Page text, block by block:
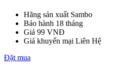
Hãng sản xuất Sambo
Bảo hành 18 tháng
Giá 99 VNĐ
Giá khuyến mại Liên Hệ
Đặt mua